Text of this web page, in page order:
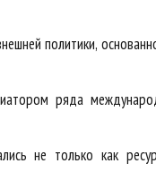
политики,
ряда
не только как